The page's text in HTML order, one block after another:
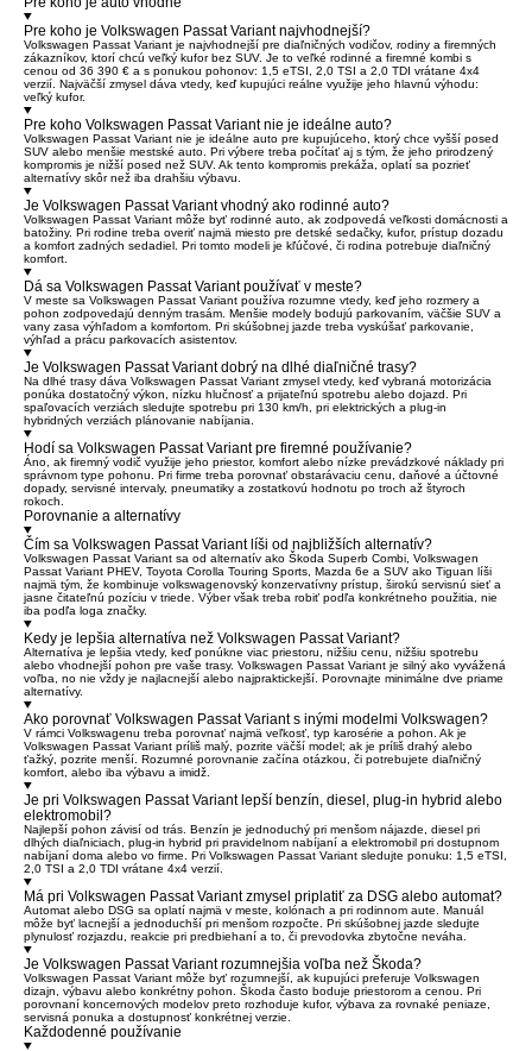
Pre koho je Volkswagen Passat Variant najvhodnejší?
Volkswagen Passat Variant je najvhodnejší pre diaľničných vodičov, rodiny a firemných
zákazníkov, ktorí chcú veľký kufor bez SUV. Je to veľké rodinné a firemné kombi s
cenou od 36 390 € a s ponukou pohonov: 1,5 eTSI, 2,0 TSI a 2,0 TDI vrátane 4x4
verzií. Najväčší zmysel dáva vtedy, keď kupujúci reálne využije jeho hlavnú výhodu:
veľký kufor.
Pre koho Volkswagen Passat Variant nie je ideálne auto?
Volkswagen Passat Variant nie je ideálne auto pre kupujúceho, ktorý chce vyšší posed
SUV alebo menšie mestské auto. Pri výbere treba počítať aj s tým, že jeho prirodzený
kompromis je nižší posed než SUV. Ak tento kompromis prekáža, oplatí sa pozrieť
alternatívy skôr než iba drahšiu výbavu.
Je Volkswagen Passat Variant vhodný ako rodinné auto?
Volkswagen Passat Variant môže byť rodinné auto, ak zodpovedá veľkosti domácnosti a
batožiny. Pri rodine treba overiť najmä miesto pre detské sedačky, kufor, prístup dozadu
a komfort zadných sedadiel. Pri tomto modeli je kľúčové, či rodina potrebuje diaľničný
komfort.
Dá sa Volkswagen Passat Variant používať v meste?
V meste sa Volkswagen Passat Variant používa rozumne vtedy, keď jeho rozmery a
pohon zodpovedajú denným trasám. Menšie modely bodujú parkovaním, väčšie SUV a
vany zasa výhľadom a komfortom. Pri skúšobnej jazde treba vyskúšať parkovanie,
výhľad a prácu parkovacích asistentov.
Je Volkswagen Passat Variant dobrý na dlhé diaľničné trasy?
Na dlhé trasy dáva Volkswagen Passat Variant zmysel vtedy, keď vybraná motorizácia
ponúka dostatočný výkon, nízku hlučnosť a prijateľnú spotrebu alebo dojazd. Pri
spaľovacích verziách sledujte spotrebu pri 130 km/h, pri elektrických a plug-in
hybridných verziách plánovanie nabíjania.
Hodí sa Volkswagen Passat Variant pre firemné používanie?
Áno, ak firemný vodič využije jeho priestor, komfort alebo nízke prevádzkové náklady pri
správnom type pohonu. Pri firme treba porovnať obstarávaciu cenu, daňové a účtovné
dopady, servisné intervaly, pneumatiky a zostatkovú hodnotu po troch až štyroch
rokoch.
Porovnanie a alternatívy
Čím sa Volkswagen Passat Variant líši od najbližších alternatív?
Volkswagen Passat Variant sa od alternatív ako Škoda Superb Combi, Volkswagen
Passat Variant PHEV, Toyota Corolla Touring Sports, Mazda 6e a SUV ako Tiguan líši
najmä tým, že kombinuje volkswagenovský konzervatívny prístup, širokú servisnú sieť a
jasne čitateľnú pozíciu v triede. Výber však treba robiť podľa konkrétneho použitia, nie
iba podľa loga značky.
Kedy je lepšia alternatíva než Volkswagen Passat Variant?
Alternatíva je lepšia vtedy, keď ponúkne viac priestoru, nižšiu cenu, nižšiu spotrebu
alebo vhodnejší pohon pre vaše trasy. Volkswagen Passat Variant je silný ako vyvážená
voľba, no nie vždy je najlacnejší alebo najpraktickejší. Porovnajte minimálne dve priame
alternatívy.
Ako porovnať Volkswagen Passat Variant s inými modelmi Volkswagen?
V rámci Volkswagenu treba porovnať najmä veľkosť, typ karosérie a pohon. Ak je
Volkswagen Passat Variant príliš malý, pozrite väčší model; ak je príliš drahý alebo
ťažký, pozrite menší. Rozumné porovnanie začína otázkou, či potrebujete diaľničný
komfort, alebo iba výbavu a imidž.
Je pri Volkswagen Passat Variant lepší benzín, diesel, plug-in hybrid alebo
elektromobil?
Najlepší pohon závisí od trás. Benzín je jednoduchý pri menšom nájazde, diesel pri
dlhých diaľniciach, plug-in hybrid pri pravidelnom nabíjaní a elektromobil pri dostupnom
nabíjaní doma alebo vo firme. Pri Volkswagen Passat Variant sledujte ponuku: 1,5 eTSI,
2,0 TSI a 2,0 TDI vrátane 4x4 verzií.
Má pri Volkswagen Passat Variant zmysel priplatiť za DSG alebo automat?
Automat alebo DSG sa oplatí najmä v meste, kolónach a pri rodinnom aute. Manuál
môže byť lacnejší a jednoduchší pri menšom rozpočte. Pri skúšobnej jazde sledujte
plynulosť rozjazdu, reakcie pri predbiehaní a to, či prevodovka zbytočne neváha.
Je Volkswagen Passat Variant rozumnejšia voľba než Škoda?
Volkswagen Passat Variant môže byť rozumnejší, ak kupujúci preferuje Volkswagen
dizajn, výbavu alebo konkrétny pohon. Škoda často boduje priestorom a cenou. Pri
porovnaní koncernových modelov preto rozhoduje kufor, výbava za rovnaké peniaze,
servisná ponuka a dostupnosť konkrétnej verzie.
Každodenné používanie